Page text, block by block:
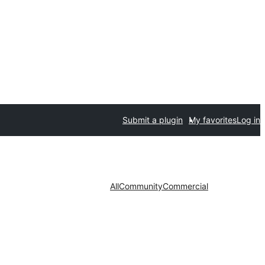
Submit a plugin My favoritesLog in
AllCommunityCommercial